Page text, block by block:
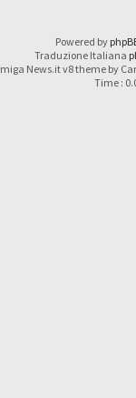
Powered by
Traduzione Italiana
News.it v8 theme by
Time :